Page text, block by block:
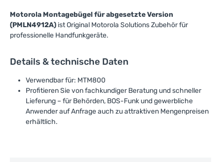
Motorola Montagebügel für abgesetzte Version
(PMLN4912A) ist Original Motorola Solutions Zubehör für
professionelle Handfunkgeräte.
Details & technische Daten
Verwendbar für: MTM800
Profitieren Sie von fachkundiger Beratung und schneller
Lieferung – für Behörden, BOS-Funk und gewerbliche
Anwender auf Anfrage auch zu attraktiven Mengenpreisen
erhältlich.